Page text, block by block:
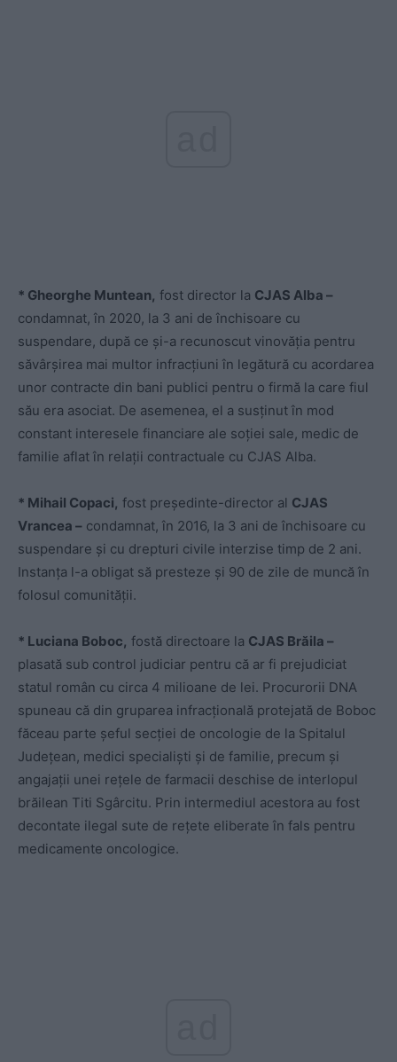
* Gheorghe Muntean, fost director la CJAS Alba –
condamnat, în 2020, la 3 ani de închisoare cu
suspendare, după ce și-a recunoscut vinovăția pentru
săvârșirea mai multor infracțiuni în legătură cu acordarea
unor contracte din bani publici pentru o firmă la care fiul
său era asociat. De asemenea, el a susținut în mod
constant interesele financiare ale soției sale, medic de
familie aflat în relații contractuale cu CJAS Alba.
* Mihail Copaci, fost președinte-director al CJAS
Vrancea – condamnat, în 2016, la 3 ani de închisoare cu
suspendare și cu drepturi civile interzise timp de 2 ani.
Instanța l-a obligat să presteze și 90 de zile de muncă în
folosul comunității.
* Luciana Boboc, fostă directoare la CJAS Brăila –
plasată sub control judiciar pentru că ar fi prejudiciat
statul român cu circa 4 milioane de lei. Procurorii DNA
spuneau că din gruparea infracțională protejată de Boboc
făceau parte șeful secției de oncologie de la Spitalul
Județean, medici specialiști și de familie, precum și
angajații unei rețele de farmacii deschise de interlopul
brăilean Titi Sgârcitu. Prin intermediul acestora au fost
decontate ilegal sute de rețete eliberate în fals pentru
medicamente oncologice.